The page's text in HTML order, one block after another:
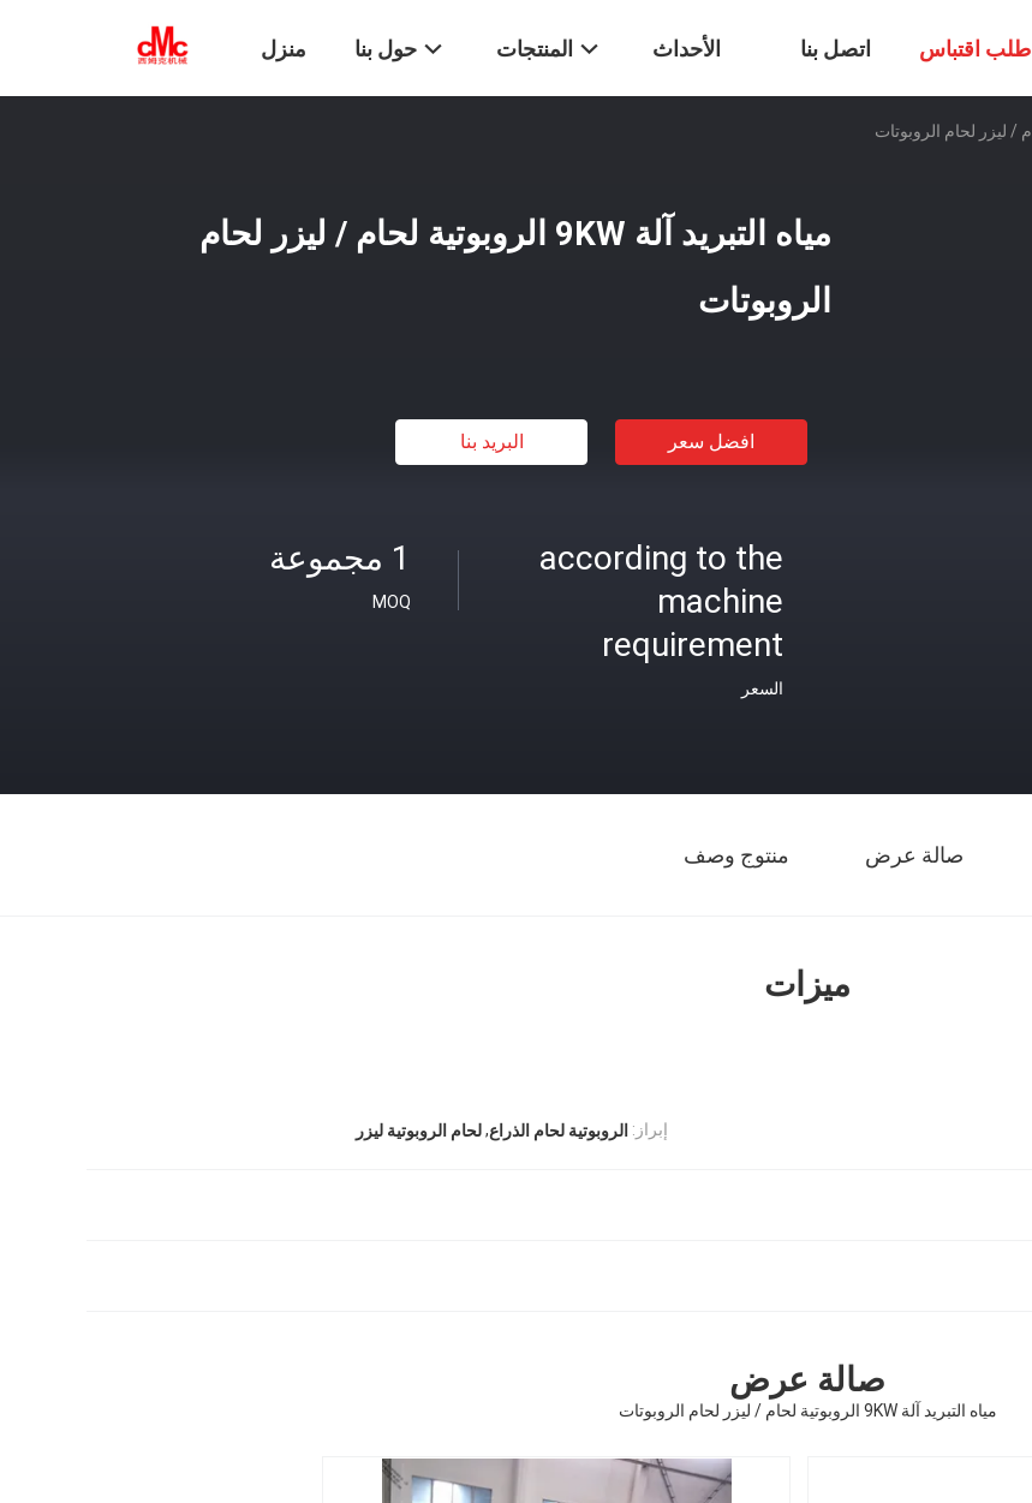
منزل حول بنا المنتجات الأحداث اتصل بنا طلب اقتباس
مياه التبريد آلة 9KW الروبوتية لحام / ليزر لحام
الروبوتات
افضل سعر البريد بنا
1 مجموعة
MOQ
according to the
machine
requirement
السعر
صالة عرض منتوج وصف
ميزات
إبراز: الروبوتية لحام الذراع,لحام الروبوتية ليزر
صالة عرض
مياه التبريد آلة 9KW الروبوتية لحام / ليزر لحام الروبوتات